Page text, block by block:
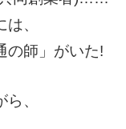
、
の師」がいた!
、